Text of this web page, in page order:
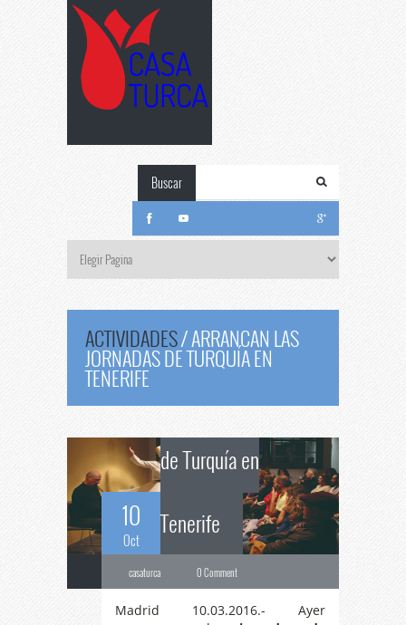
Buscar
ACTIVIDADES/ARRANCAN LAS
JORNADAS DE TURQUÍA EN
TENERIFE
10
Oct
de Turquía en
Tenerife
casaturca 0 Comment
Madrid 10.03.2016.- Ayer